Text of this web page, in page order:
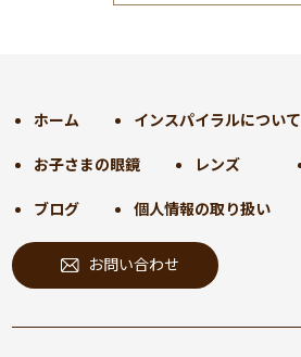
2024年9月(30)
2024年7月(31)
2024年6月(30)
2024年5月
2024年4月 (32)
2024年2月(31)
ホーム インスパイラルについて
お子さまの眼鏡 レンズ
ブログ 個人情報の取り扱い
お問い合わせ